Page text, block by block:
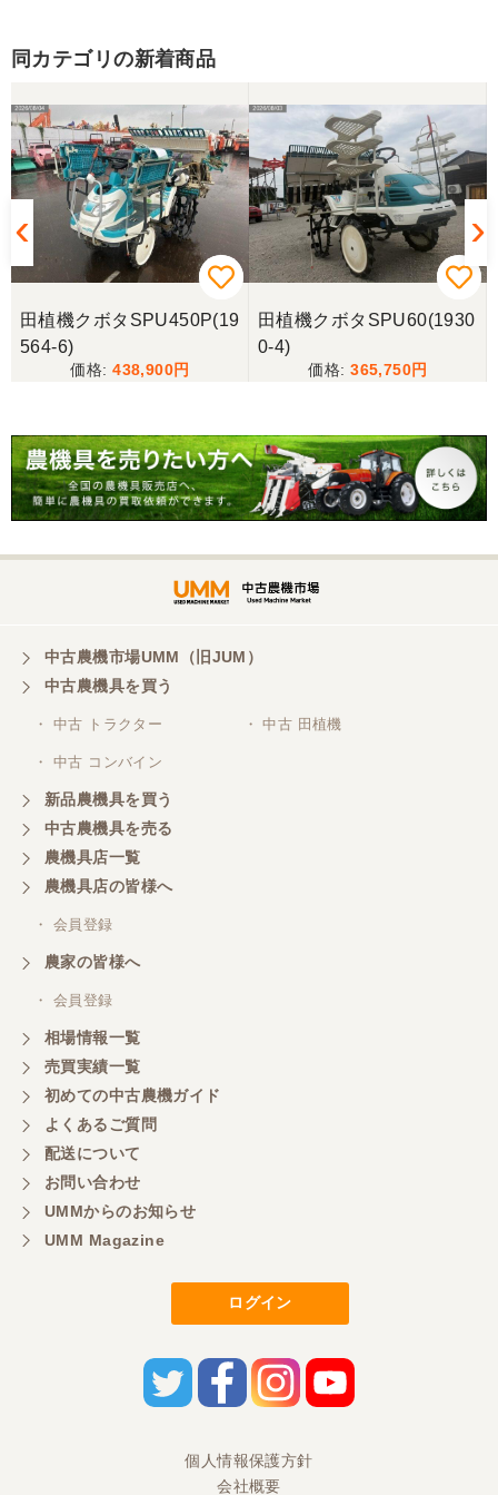
同カテゴリの新着商品
田植機クボタSPU450P(19
564-6)
438,900
田植機クボタSPU60(1930
0-4)
365,750
中古農機市場UMM（旧JUM）
中古農機具を買う
・ 中古 トラクター ・ 中古 田植機
・ 中古 コンバイン
新品農機具を買う
中古農機具を売る
農機具店一覧
農機具店の皆様へ
・ 会員登録
農家の皆様へ
・ 会員登録
相場情報一覧
売買実績一覧
初めての中古農機ガイド
よくあるご質問
配送について
お問い合わせ
UMMからのお知らせ
UMM Magazine
ログイン
個人情報保護方針
会社概要